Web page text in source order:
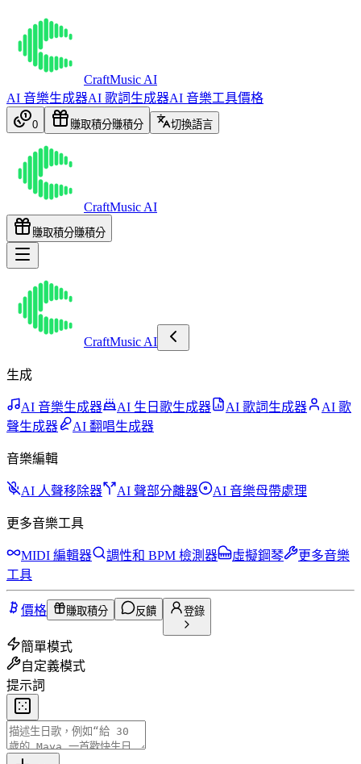
CraftMusic AI
AI 音樂生成器AI 歌詞生成器AI 音樂工具價格
0 賺取積分賺積分 切換語言
CraftMusic AI
賺取積分賺積分
CraftMusic AI
生成
AI 音樂生成器 AI 生日歌生成器 AI 歌詞生成器
AI 歌
聲生成器
AI 翻唱生成器
音樂編輯
AI 人聲移除器 AI 聲部分離器 AI 音樂母帶處理
更多音樂工具
MIDI 編輯器 調性和 BPM 檢測器 虛擬鋼琴
更多音樂
工具
價格 賺取積分 反饋 登錄
簡單模式
自定義模式
提示詞